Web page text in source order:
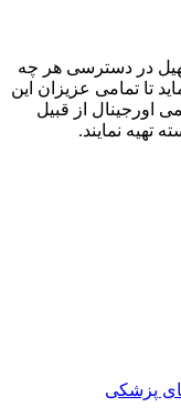
در دسترسی هر چه
تا تمامی عزیزان این
اورجینال از قبیل
تهیه نمایند.